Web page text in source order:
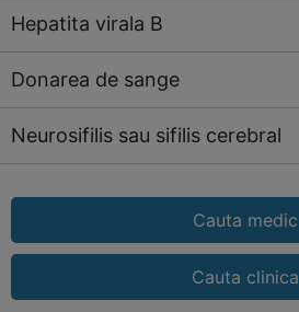
Hepatita virala B
Donarea de sange
Neurosifilis sau sifilis cerebral
Cauta medic
Cauta clinica